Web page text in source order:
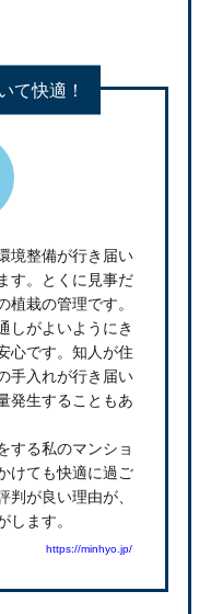
て快適！
境整備が行き届い
す。とくに見事だ
植栽の管理です。
しがよいようにき
心です。知人が住
手入れが行き届い
発生することもあ
する私のマンショ
けても快適に過ご
判が良い理由が、
します。
https://minhyo.jp/